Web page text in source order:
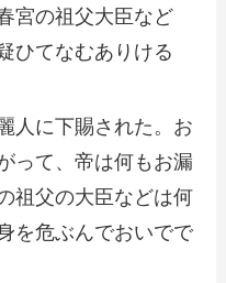
宮の祖父大臣など
ひてなむありける
人に下賜された。お
って、帝は何もお漏
祖父の大臣などは何
を危ぶんでおいでで